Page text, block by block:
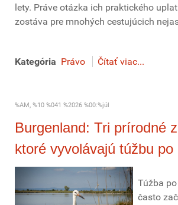
lety. Práve otázka ich praktického
zostáva pre mnohých cestujúcich
Kategória Právo Čítať viac...
%AM, %10 %041 %2026 %00:%júl
Burgenland: Tri prírodné
ktoré vyvolávajú túžbu po
Túžba
často